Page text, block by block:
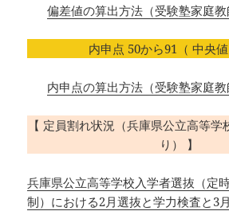
偏差値の算出方法（受験塾家庭教
内申点 50から91（ 中央値
内申点の算出方法（受験塾家庭教
【 定員割れ状況（兵庫県公立高等学
り） 】
兵庫県公立高等学校入学者選抜（定
制）における2月選抜と学力検査と3